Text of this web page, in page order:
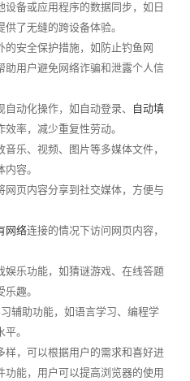
备或应用程序的数据同步，如日
了无缝的跨设备体验。
的安全保护措施，如防止钓鱼网
助用户避免网络诈骗和泄露个人信
动化操作，如自动登录、
自动填
率，减少重复性劳动。
乐、视频、图片等多媒体文件，
容。
网页内容分享到社交媒体，方便与
网络连接的情况下访问网页内容，
娱乐功能，如猜谜游戏、在线答题
趣。
辅助功能，如语言学习、编程学
。
样，可以根据用户的需求和喜好进
能，用户可以提高浏览器的使用